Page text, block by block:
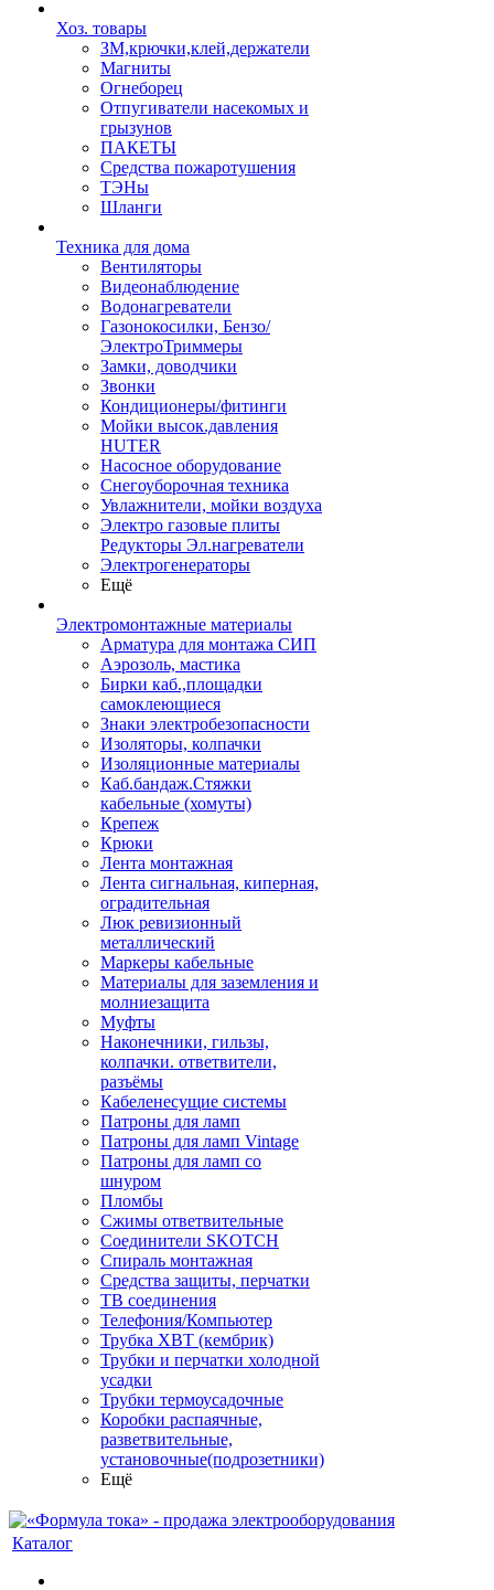
Хоз. товары
ЗМ,крючки,клей,держатели
Магниты
Огнеборец
Отпугиватели насекомых и
грызунов
ПАКЕТЫ
Средства пожаротушения
ТЭНы
Шланги
Техника для дома
Вентиляторы
Видеонаблюдение
Водонагреватели
Газонокосилки, Бензо/
ЭлектроТриммеры
Замки, доводчики
Звонки
Кондиционеры/фитинги
Мойки высок.давления
HUTER
Насосное оборудование
Снегоуборочная техника
Увлажнители, мойки воздуха
Электро газовые плиты
Редукторы Эл.нагреватели
Электрогенераторы
Ещё
Электромонтажные материалы
Арматура для монтажа СИП
Аэрозоль, мастика
Бирки каб.,площадки
самоклеющиеся
Знаки электробезопасности
Изоляторы, колпачки
Изоляционные материалы
Каб.бандаж.Стяжки
кабельные (хомуты)
Крепеж
Крюки
Лента монтажная
Лента сигнальная, киперная,
оградительная
Люк ревизионный
металлический
Маркеры кабельные
Материалы для заземления и
молниезащита
Муфты
Наконечники, гильзы,
колпачки. ответвители,
разъёмы
Кабеленесущие системы
Патроны для ламп
Патроны для ламп Vintage
Патроны для ламп со
шнуром
Пломбы
Сжимы ответвительные
Соединители SKOTCH
Спираль монтажная
Средства защиты, перчатки
ТВ соединения
Телефония/Компьютер
Трубка ХВТ (кембрик)
Трубки и перчатки холодной
усадки
Трубки термоусадочные
Коробки распаячные,
разветвительные,
установочные(подрозетники)
Ещё
Каталог